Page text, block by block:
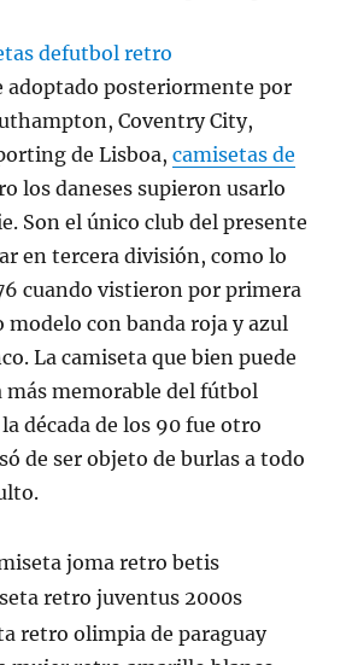
adoptado posteriormente por
Coventry City,
de Lisboa,camisetas de
los daneses supieron usarlo
Son el único club del presente
en tercera división, como lo
cuando vistieron por primera
modelo con banda roja y azul
La camiseta que bien puede
más memorable del fútbol
década de los 90 fue otro
de ser objeto de burlas a todo